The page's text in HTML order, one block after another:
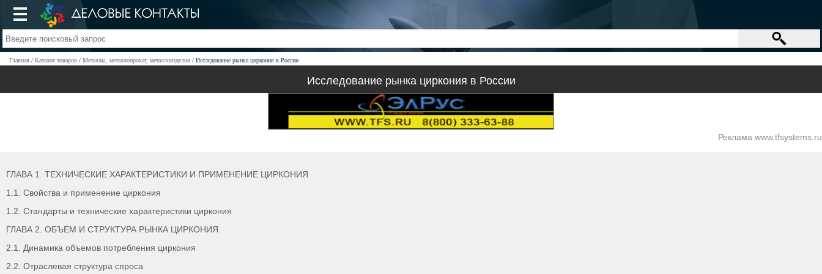
Главная Каталог товаров Металлы, металлопрокат, металлоизделия Исследование рынка циркония в России
Исследование рынка циркония в России
Реклама www.tfsystems.ru
ГЛАВА 1. ТЕХНИЧЕСКИЕ ХАРАКТЕРИСТИКИ И ПРИМЕНЕНИЕ ЦИРКОНИЯ
1.1. Свойства и применение циркония
1.2. Стандарты и технические характеристики циркония
ГЛАВА 2. ОБЪЕМ И СТРУКТУРА РЫНКА ЦИРКОНИЯ
2.1. Динамика объемов потребления циркония
2.2. Отраслевая структура спроса